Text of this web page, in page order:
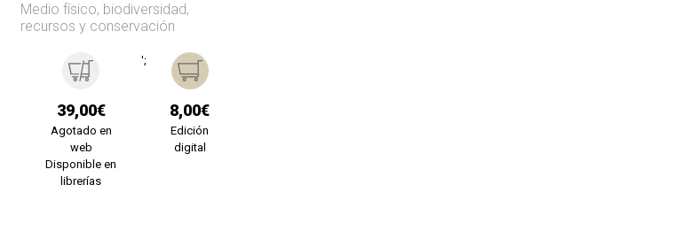
Medio físico, biodiversidad,
recursos y conservación
39,00€
Agotado en
web
Disponible en
librerías
';
8,00€
Edición
digital